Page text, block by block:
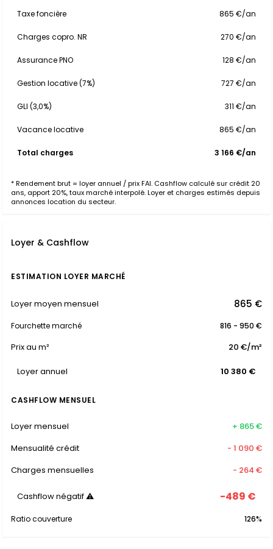
Taxe foncière 865 €/an
Charges copro. NR 270 €/an
Assurance PNO 128 €/an
Gestion locative (7%) 727 €/an
GLI (3,0%) 311 €/an
Vacance locative 865 €/an
Total charges 3 166 €/an
* Rendement brut = loyer annuel / prix FAI. Cashflow calculé sur crédit 20
ans, apport 20%, taux marché interpolé. Loyer et charges estimés depuis
annonces location du secteur.
Loyer & Cashflow
ESTIMATION LOYER MARCHÉ
Loyer moyen mensuel 865 €
Fourchette marché 816 - 950 €
Prix au m² 20 €/m²
Loyer annuel 10 380 €
CASHFLOW MENSUEL
Loyer mensuel
+ 865 €
Mensualité crédit
- 1 090 €
Charges mensuelles
- 264 €
Cashflow négatif ⚠ -489 €
Ratio couverture 126%